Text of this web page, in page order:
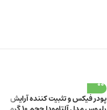
پودر فیکس و تثبیت کننده آرایش